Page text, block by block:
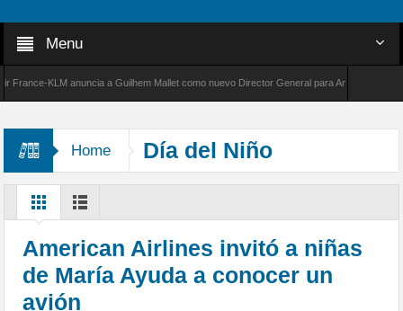
Menu
KLM anuncia a Guilhem Mallet como nuevo Director General para América Latina
Home Día del Niño
American Airlines invitó a niñas
de María Ayuda a conocer un
avión